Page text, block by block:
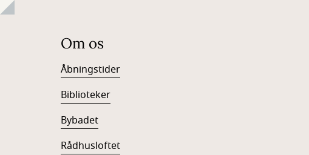
Om os
Åbningstider
Biblioteker
Bybadet
Rådhusloftet